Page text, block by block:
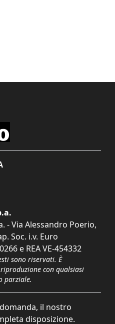
- Via Alessandro Poerio,
Soc. i.v. Euro
e REA VE-454332
sono riservati. È
con qualsiasi
parziale.
il nostro
disposizione.